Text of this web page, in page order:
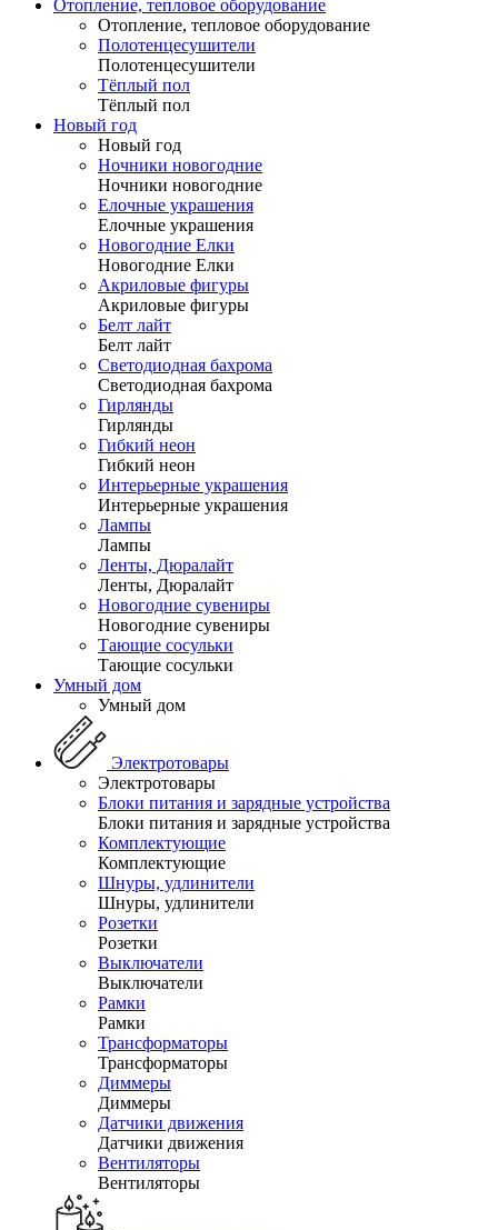
Отопление, тепловое оборудование
Отопление, тепловое оборудование
Полотенцесушители
Полотенцесушители
Тёплый пол
Тёплый пол
Новый год
Новый год
Ночники новогодние
Ночники новогодние
Елочные украшения
Елочные украшения
Новогодние Елки
Новогодние Елки
Акриловые фигуры
Акриловые фигуры
Белт лайт
Белт лайт
Светодиодная бахрома
Светодиодная бахрома
Гирлянды
Гирлянды
Гибкий неон
Гибкий неон
Интерьерные украшения
Интерьерные украшения
Лампы
Лампы
Ленты, Дюралайт
Ленты, Дюралайт
Новогодние сувениры
Новогодние сувениры
Тающие сосульки
Тающие сосульки
Умный дом
Умный дом
Электротовары
Электротовары
Блоки питания и зарядные устройства
Блоки питания и зарядные устройства
Комплектующие
Комплектующие
Шнуры, удлинители
Шнуры, удлинители
Розетки
Розетки
Выключатели
Выключатели
Рамки
Рамки
Трансформаторы
Трансформаторы
Диммеры
Диммеры
Датчики движения
Датчики движения
Вентиляторы
Вентиляторы